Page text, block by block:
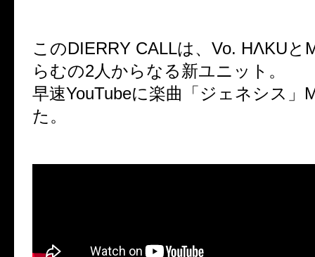
このDIERRY CALLは、Vo. HΛKUと
らむの2人からなる新ユニット。
早速YouTubeに楽曲「ジェネシス」
た。